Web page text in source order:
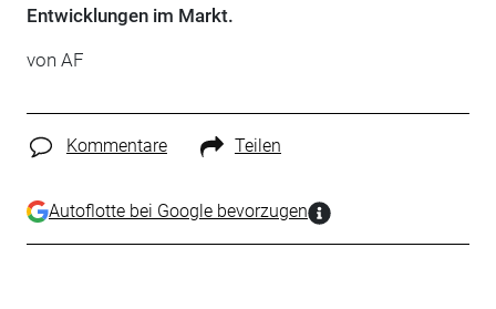
Entwicklungen im Markt.
von AF
Kommentare Teilen
Autoflotte bei Google bevorzugen